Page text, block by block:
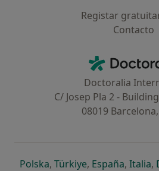
Registar
Contacto
Doctoralia
C/ Josep Pla 2 -
08019
Polskaabre num novo
, Türkiyeabre num novo
, Españaabre
, Italia,